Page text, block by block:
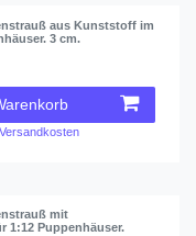
aus Kunststoff im
3 cm.
Versandkosten
mit
1:12 Puppenhäuser.